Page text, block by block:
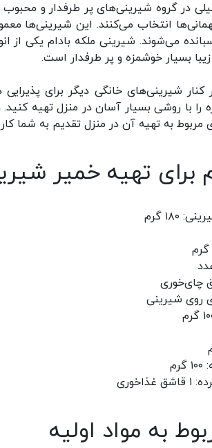
در گروه شیرینی‌های پر طرفدار و محبوب
انتخاب می‌کنند. این شیرینی‌ها
می‌شوند. شیرینی ملکه بادام یکی از
بسیار خوشمزه و پر طرفدار است.
کنار شیرینی‌های خانگی دیگر برای
را با روشی بسیار آسان در منزل تهیه
به تهیه آن در منزل تقدیم به شما
برای تهیه خمیر
گرم
روی شیرینی
به مواد اولیه